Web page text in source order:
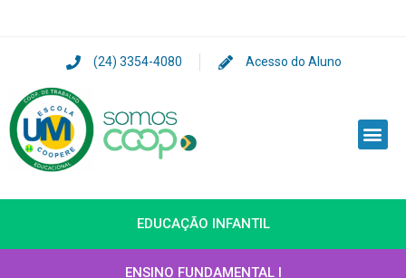
(24) 3354-4080 Acesso do Aluno
EDUCAÇÃO INFANTIL
ENSINO FUNDAMENTAL I